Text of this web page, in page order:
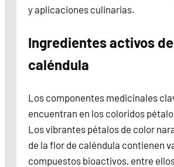
y aplicaciones culinarias.
Ingredientes activos
caléndula
Los componentes medicinales
encuentran en los coloridos
Los vibrantes pétalos de color
de la flor de caléndula contienen
compuestos bioactivos, entre